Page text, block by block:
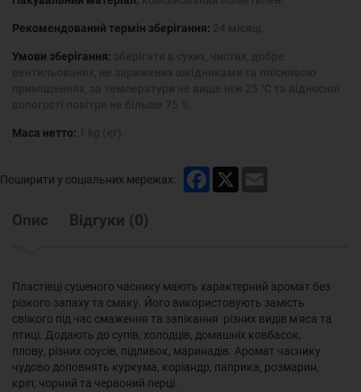
Рекомендований термін зберігання:
Умови зберігання:
Маса нетто:
Поширити у соціальних мережах: Facebook
Опис Відгуки (0)
Пластівці сушеного часнику мають характерний аромат без
різкого запаху та смаку. Його використовують замість
свіжого під час смаження та запікання різних видів м'яса та
птиці. Додають до супів, холодців, домашніх ковбасок,
плову, різних соусів, підливок, маринадів. Аромат часнику
чудово доповнять куркума, коріандр, паприка, розмарин,
кріп, чорний та червоний перці.